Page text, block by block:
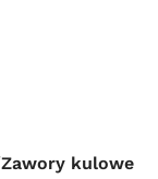
Zawory kulowe